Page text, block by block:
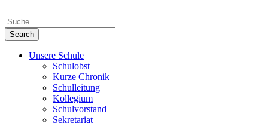
Unsere Schule
Schulobst
Kurze Chronik
Schulleitung
Kollegium
Schulvorstand
Sekretariat